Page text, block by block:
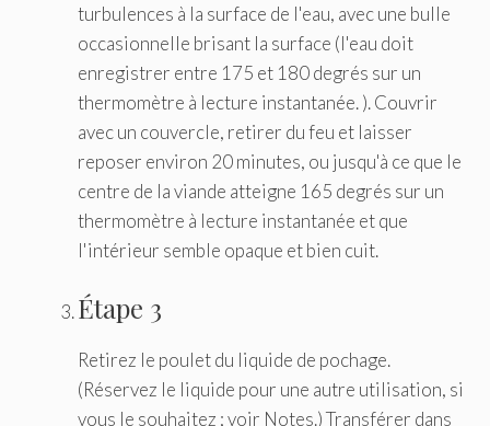
turbulences à la surface de l'eau, avec une bulle
occasionnelle brisant la surface (l'eau doit
enregistrer entre 175 et 180 degrés sur un
thermomètre à lecture instantanée. ). Couvrir
avec un couvercle, retirer du feu et laisser
reposer environ 20 minutes, ou jusqu'à ce que le
centre de la viande atteigne 165 degrés sur un
thermomètre à lecture instantanée et que
l'intérieur semble opaque et bien cuit.
Étape 3
Retirez le poulet du liquide de pochage.
(Réservez le liquide pour une autre utilisation, si
vous le souhaitez ; voir Notes.) Transférer dans